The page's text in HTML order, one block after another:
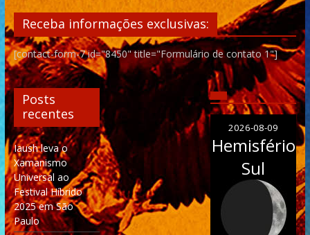
Receba informações exclusivas:
[contact-form-7 id="8450" title="Formulário de contato 1"]
Posts
recentes
Iaush leva o
Xamanismo
Universal ao
Festival Híbrido
2025 em São
Paulo
2026-08-09
Hemisfério
Sul